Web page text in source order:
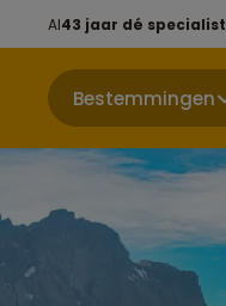
Al43 jaar dé specialist
Bestemmingen